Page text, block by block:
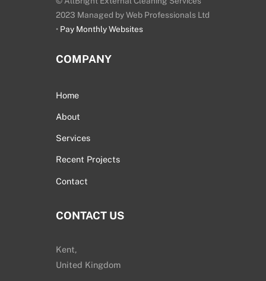
2023 Managed by Web Professionals Ltd
• Pay Monthly Websites
COMPANY
Home
About
Services
Recent Projects
Contact
CONTACT US
Kent,
United Kingdom